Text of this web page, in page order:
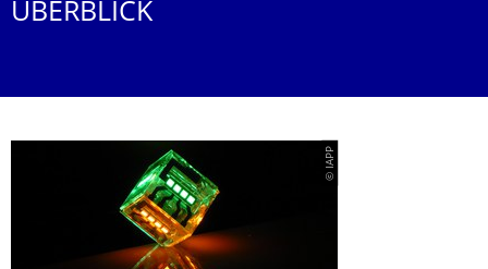
ÜBERBLICK
© IAPP